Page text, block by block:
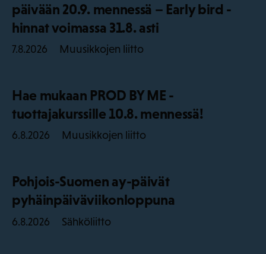
päivään 20.9. mennessä – Early bird -
hinnat voimassa 31.8. asti
7.8.2026 Muusikkojen liitto
Hae mukaan PROD BY ME -
tuottajakurssille 10.8. mennessä!
6.8.2026 Muusikkojen liitto
Pohjois-Suomen ay-päivät
pyhäinpäiväviikonloppuna
6.8.2026 Sähköliitto